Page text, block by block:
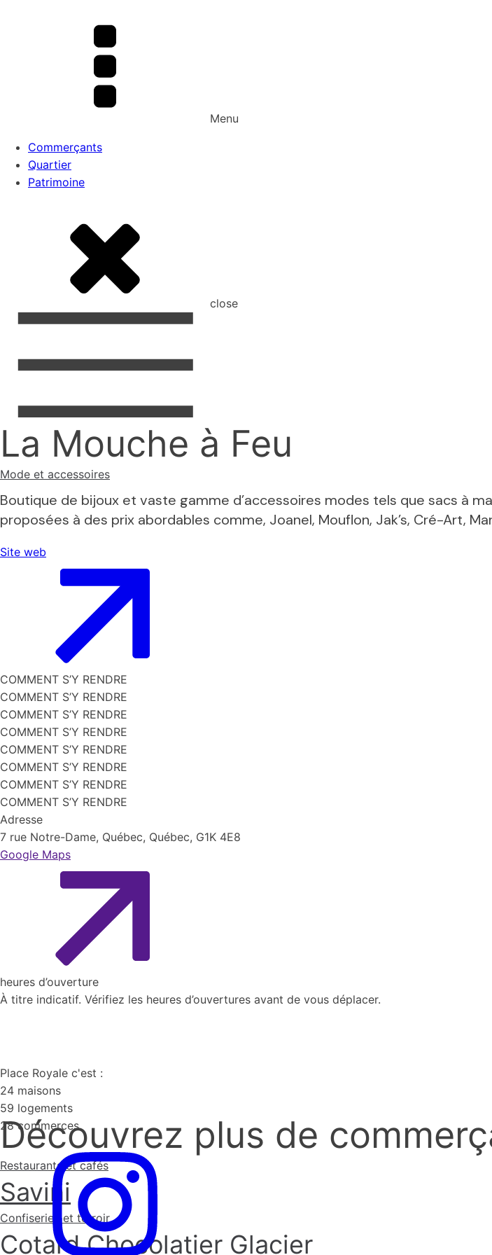
Menu
Commerçants
Quartier
Patrimoine
close
Menu
Commerçants
Quartier
Patrimoine
close
Contact
Infos pratiques
English
La Mouche à Feu
Mode et accessoires
Boutique de bijoux et vaste gamme d’accessoires modes tels que sacs à
proposées à des prix abordables comme, Joanel, Mouflon, Jak’s, Cré-Art,
Site web
COMMENT S’Y RENDRE
COMMENT S’Y RENDRE
COMMENT S’Y RENDRE
COMMENT S’Y RENDRE
COMMENT S’Y RENDRE
COMMENT S’Y RENDRE
COMMENT S’Y RENDRE
COMMENT S’Y RENDRE
Adresse
7 rue Notre-Dame, Québec, Québec, G1K 4E8
Google Maps
heures d’ouverture
À titre indicatif. Vérifiez les heures d’ouvertures avant de vous déplacer.
Découvrez plus de
Restaurants et cafés
Savini
Confiseries et terroir
Cotard Chocolatier Glacier
Place Royale c'est :
24 maisons
59 logements
28 commerces